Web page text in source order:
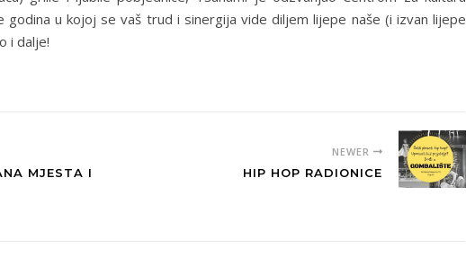
godina u kojoj se vaš trud i sinergija vide diljem lijepe naše (i izvan lijepe
i dalje!
MJESTA I
NEWER
HIP HOP RADIONICE